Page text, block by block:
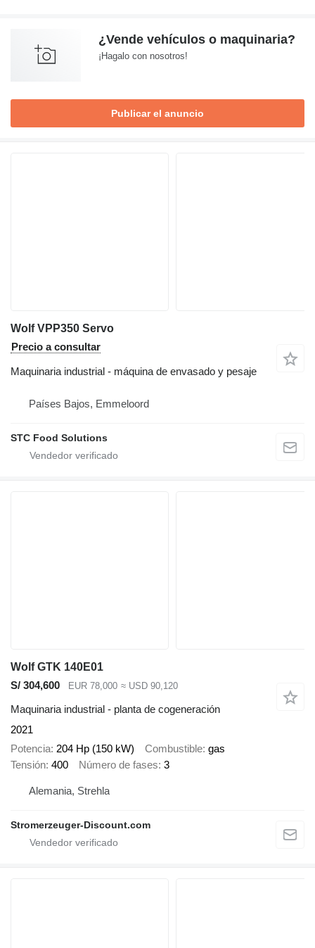
¿Vende vehículos o maquinaria?
¡Hagalo con nosotros!
Publicar el anuncio
Wolf VPP350 Servo
Precio a consultar
Maquinaria industrial - máquina de envasado y pesaje
Países Bajos, Emmeloord
STC Food Solutions
Wolf GTK 140E01
S/ 304,600
EUR 78,000 ≈ USD 90,120
Maquinaria industrial - planta de cogeneración
2021
Potencia 204 Hp (150 kW) Combustible gas
Tensión 400 Número de fases 3
Alemania, Strehla
Stromerzeuger-Discount.com